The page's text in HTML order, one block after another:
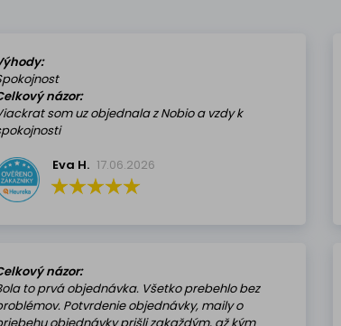
názor:
som uz objednala z Nobio a vzdy k
Eva H. 17.06.2026
názor:
to prvá objednávka. Všetko prebehlo bez
Potvrdenie objednávky, maily o